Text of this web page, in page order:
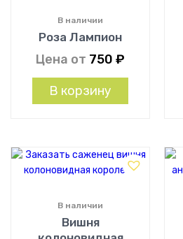
Роза Лампион
В наличии
Цена от 750 ₽
В корзину
Вишня
В наличии